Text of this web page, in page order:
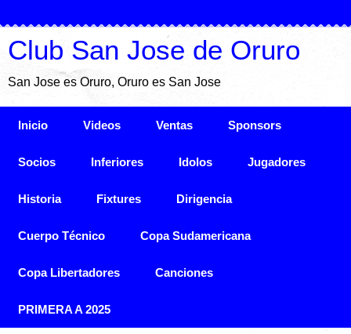
Club San Jose de Oruro
San Jose es Oruro, Oruro es San Jose
Inicio Videos Ventas Sponsors
Socios Inferiores Idolos Jugadores
Historia Fixtures Dirigencia
Cuerpo Técnico Copa Sudamericana
Copa Libertadores Canciones
PRIMERA A 2025